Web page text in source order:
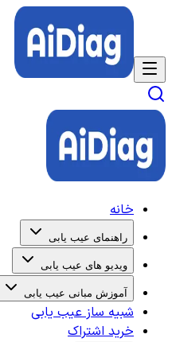
خانه
راهنمای عیب یابی
ویدیو های عیب یابی
آموزش مبانی عیب یابی
شبیه ساز عیب یابی
خرید اشتراک